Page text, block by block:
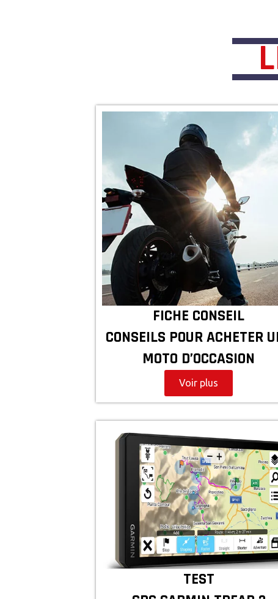
FICHE CONSEIL
CONSEILS POUR ACHETER
MOTO D’OCCASION
Voir plus
TEST